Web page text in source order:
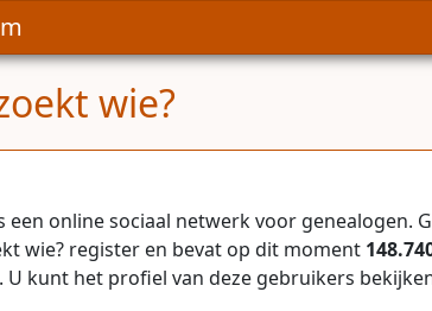
wie?
een online sociaal netwerk voor
wie? register en bevat op dit moment
kunt het profiel van deze gebruikers